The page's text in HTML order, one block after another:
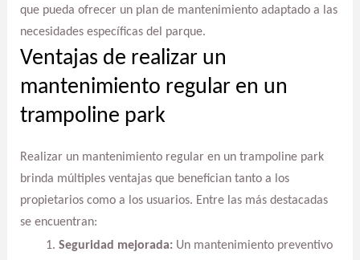
que pueda ofrecer un plan de mantenimiento adaptado a las
necesidades específicas del parque.
Ventajas de realizar un
mantenimiento regular en un
trampoline park
Realizar un mantenimiento regular en un trampoline park
brinda múltiples ventajas que benefician tanto a los
propietarios como a los usuarios. Entre las más destacadas
se encuentran:
Seguridad mejorada:Un mantenimiento preventivo